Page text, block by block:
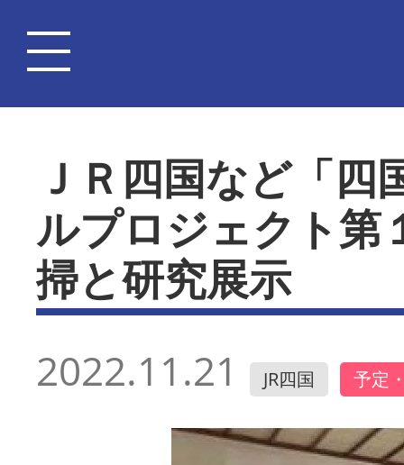
ＪＲ四国など「
ルプロジェクト第
掃と研究展示
2022.11.21 JR四国 予定